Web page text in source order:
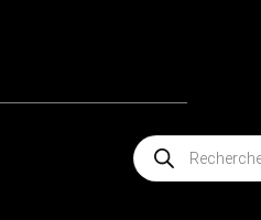
Recherche
de
produits